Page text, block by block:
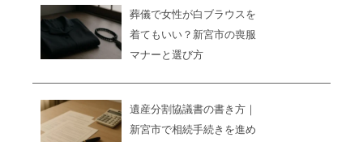
葬儀で女性が白ブラウスを
着てもいい？新宮市の喪服
マナーと選び方
遺産分割協議書の書き方｜
新宮市で相続手続きを進め